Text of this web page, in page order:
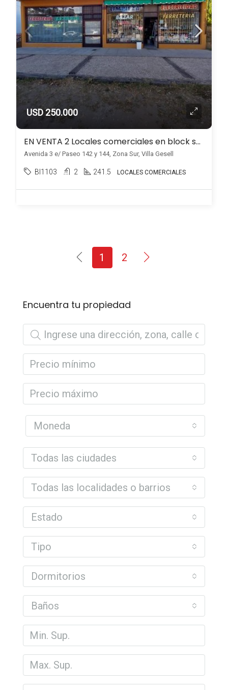
USD 250.000
EN VENTA 2 Locales comerciales en block sobre Av. ppal., Zona Sur, Villa Gesell
Avenida 3 e/ Paseo 142 y 144, Zona Sur, Villa Gesell
BI1103 2 241.5 LOCALES COMERCIALES
1 2
Encuentra tu propiedad
Moneda
Todas las ciudades
Todas las localidades o barrios
Estado
Tipo
Dormitorios
Baños